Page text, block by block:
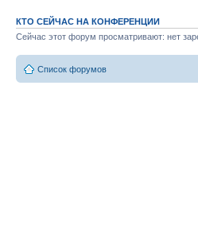
КТО СЕЙЧАС НА КОНФЕРЕНЦИИ
Сейчас этот форум просматривают: нет
Список форумов